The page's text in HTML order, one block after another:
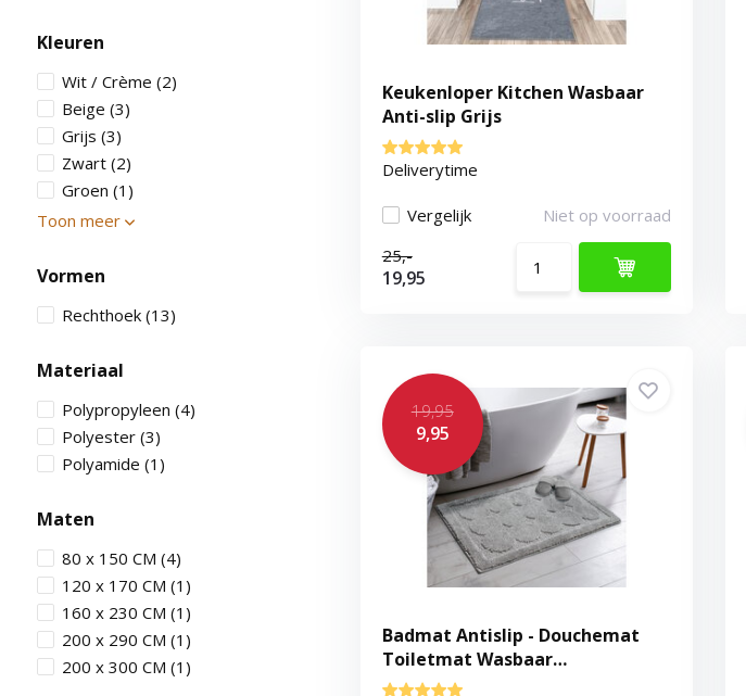
Kleuren
Wit / Crème (2)
Beige (3)
Grijs (3)
Zwart (2)
Groen (1)
Toon meer
Vormen
Rechthoek (13)
Materiaal
Polypropyleen (4)
Polyester (3)
Polyamide (1)
Maten
80 x 150 CM (4)
120 x 170 CM (1)
160 x 230 CM (1)
200 x 290 CM (1)
200 x 300 CM (1)
Keukenloper Kitchen Wasbaar
Anti-slip Grijs
Deliverytime
Vergelijk
Niet op voorraad
25,-
19,95
19,95
9,95
Badmat Antislip - Douchemat
Toiletmat Wasbaar
Waterabsorberend - Grijs